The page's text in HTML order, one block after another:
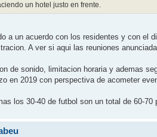
un hotel justo en frente.
a un acuerdo con los residentes y con el
A ver si aqui las reuniones
de sonido, limitacion horaria y ademas
en 2019 con perspectiva de acometer
los 30-40 de futbol son un total de 60-70